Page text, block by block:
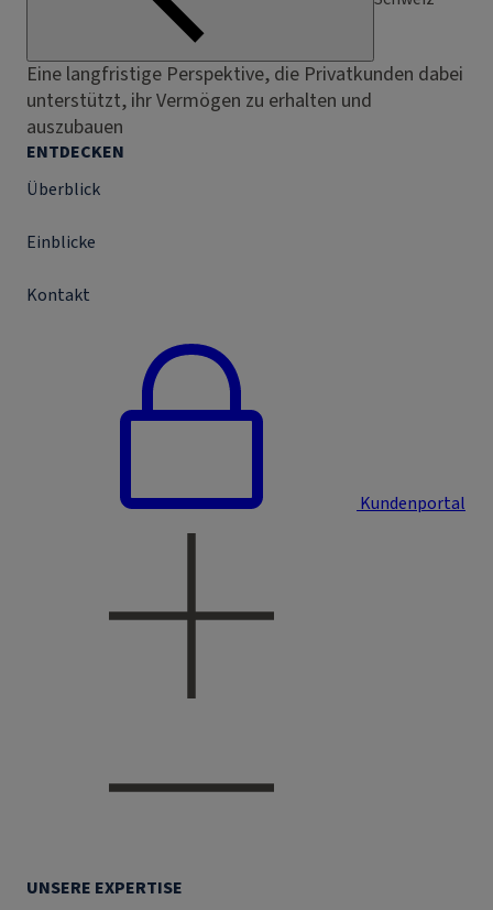
Eine langfristige Perspektive, die Privatkunden dabei
unterstützt, ihr Vermögen zu erhalten und
auszubauen
ENTDECKEN
Überblick
Einblicke
Kontakt
Kundenportal
UNSERE EXPERTISE